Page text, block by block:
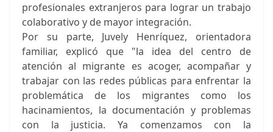
profesionales extranjeros para lograr un trabajo
colaborativo y de mayor integración.
Por su parte, Juvely Henríquez, orientadora
familiar, explicó que "la idea del centro de
atención al migrante es acoger, acompañar y
trabajar con las redes públicas para enfrentar la
problemática de los migrantes como los
hacinamientos, la documentación y problemas
con la justicia. Ya comenzamos con la